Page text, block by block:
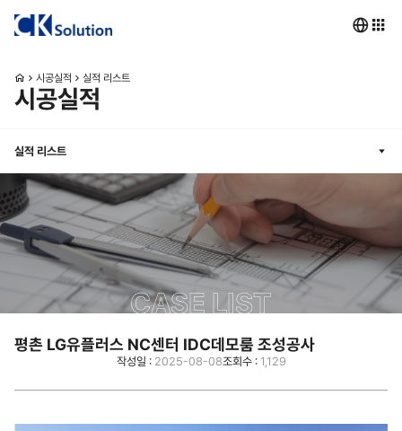
시공실적 실적 리스트
시공실적
실적 리스트
CASE LIST
평촌 LG유플러스 NC센터 IDC데모룸 조성공사
작성일 : 2025-08-08조회수 : 1,129